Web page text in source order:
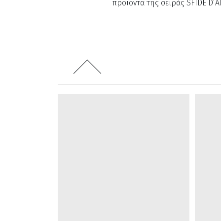
προϊόντα της σειράς SFIDE